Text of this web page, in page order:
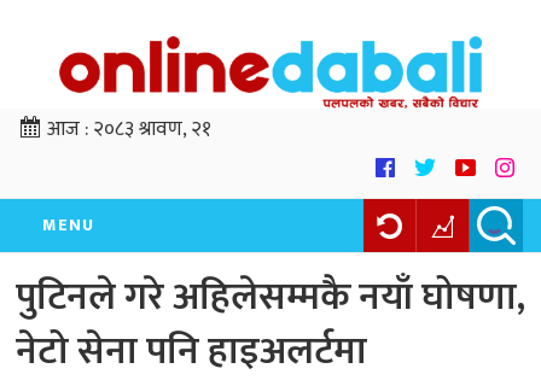
आज :२०८३ श्रावण, २१
MENU
पुटिनले गरे अहिलेसम्मकै नयाँ घोषणा,
नेटो सेना पनि हाइअलर्टमा